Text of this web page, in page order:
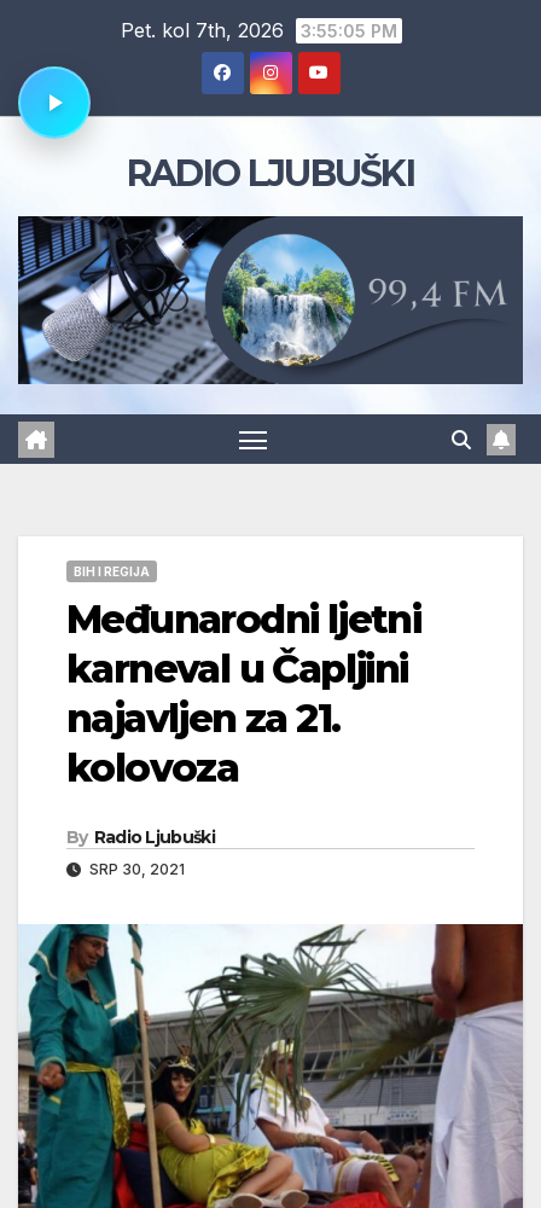
content
Pet. kol 7th, 2026 3:55:06 PM
RADIO LJUBUŠKI
BIH I REGIJA
Međunarodni ljetni
karneval u Čapljini
najavljen za 21.
kolovoza
By Radio Ljubuški
SRP 30, 2021